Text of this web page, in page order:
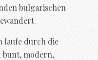
bulgarischen
laufe durch die
bunt, modern,